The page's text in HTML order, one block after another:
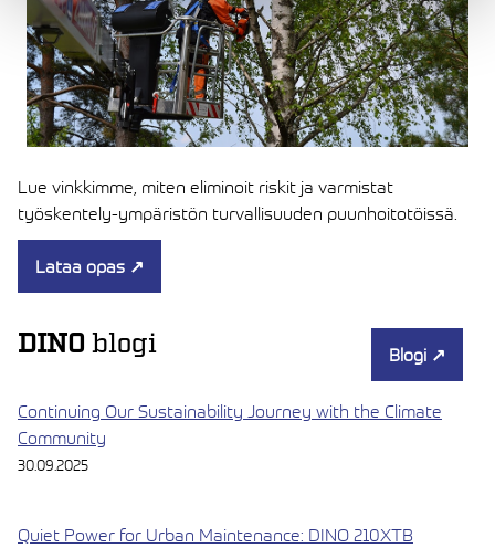
Lue vinkkimme, miten eliminoit riskit ja varmistat
työskentely-ympäristön turvallisuuden puunhoitotöissä.
Lataa opas ↗
DINO blogi Blogi ↗
Continuing Our Sustainability Journey with the Climate
Community
30.09.2025
Quiet Power for Urban Maintenance: DINO 210XTB